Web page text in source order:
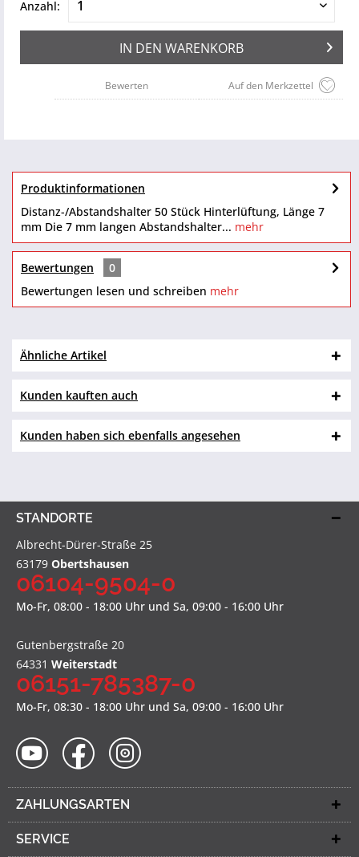
Anzahl:
IN DEN WARENKORB
Auf den Merkzettel
Bewerten
Produktinformationen
Distanz-/Abstandshalter 50 Stück Hinterlüftung, Länge 7
mm Die 7 mm langen Abstandshalter... mehr
Bewertungen
0
Bewertungen lesen und schreiben mehr
Ähnliche Artikel
Kunden kauften auch
Kunden haben sich ebenfalls angesehen
STANDORTE
Albrecht-Dürer-Straße 25
63179 Obertshausen
06104-9504-0
Mo-Fr, 08:00 - 18:00 Uhr und Sa, 09:00 - 16:00 Uhr
Gutenbergstraße 20
64331 Weiterstadt
06151-785387-0
Mo-Fr, 08:30 - 18:00 Uhr und Sa, 09:00 - 16:00 Uhr
ZAHLUNGSARTEN
SERVICE